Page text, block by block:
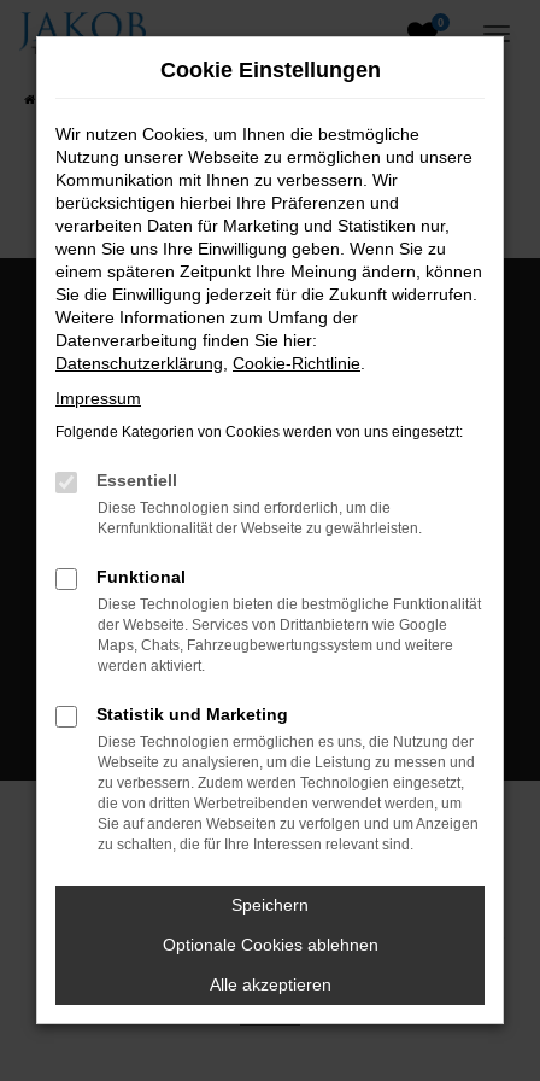
Zum
0
B2B-Shop
Öffnungszeiten:
Montag bis Freitag:
Postadresse:
Kontakt:
Tel.: +49 3745 760 90 20
Fax: +49 3745 760 90 21
Mail: fj@jakob-trading.com
Cookie Einstellungen
© 2026 Jakob Trading GmbH | Neustädter Straße 1 | DE-08223
Neustadt/Vogtland | fj@jakob-trading.com | Webdesign by audaris.de
Cookie Einstellungen
Wir nutzen Cookies, um Ihnen die bestmögliche
Nutzung unserer Webseite zu ermöglichen und unsere
Kommunikation mit Ihnen zu verbessern. Wir
berücksichtigen hierbei Ihre Präferenzen und
verarbeiten Daten für Marketing und Statistiken nur,
wenn Sie uns Ihre Einwilligung geben. Wenn Sie zu
einem späteren Zeitpunkt Ihre Meinung ändern, können
Sie die Einwilligung jederzeit für die Zukunft widerrufen.
Weitere Informationen zum Umfang der
Datenverarbeitung finden Sie hier:
Datenschutzerklärung Cookie-Richtlinie
Impressum
Folgende Kategorien von Cookies werden von uns eingesetzt:
Essentiell
Diese Technologien sind erforderlich, um die
Kernfunktionalität der Webseite zu gewährleisten.
Funktional
Diese Technologien bieten die bestmögliche Funktionalität
der Webseite. Services von Drittanbietern wie Google
Maps, Chats, Fahrzeugbewertungssystem und weitere
werden aktiviert.
Statistik und Marketing
Diese Technologien ermöglichen es uns, die Nutzung der
Webseite zu analysieren, um die Leistung zu messen und
zu verbessern. Zudem werden Technologien eingesetzt,
die von dritten Werbetreibenden verwendet werden, um
Sie auf anderen Webseiten zu verfolgen und um Anzeigen
zu schalten, die für Ihre Interessen relevant sind.
Speichern
Optionale Cookies ablehnen
Alle akzeptieren